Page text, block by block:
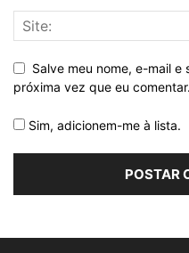
Salve meu nome, e-mail
próxima vez que eu comentar.
Sim, adicionem-me à lista.